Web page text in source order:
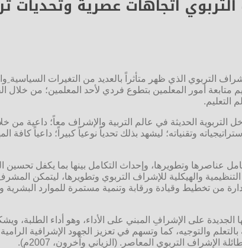
اتجاهات عصرية وتحديات
التربوي الذي ظهر متأثراً بالعديد من التغيرات السياسية
أمور المعلمين بتطوع فردي لأحد المعلمين؛ من خلال
التعليم.
الحديثة في عالم التربية والإشراف معاً؛ داعية من
وتقنياته؛ ليشهد بذلك تحدياً نوعياً كبيراً؛ داعياً كافة
عناصرها وتطويرها، وإحداث التكامل بينها بما يكفل
والهيكلية للإشراف التربوي وتطويرها، ليتمكن
من تخطيط وقيادة ورقابة وتنمية مستمرة للموارد البشرية
على الإشرافِ المبني على الأداء، وهو أداء الطلبة،
بالتعلم والتوجيه، كما وتسهم في تعزيز الجهود الإشرافية
الإشراف التربوي المعاصر. (الزياني وآخرون، 2007م).